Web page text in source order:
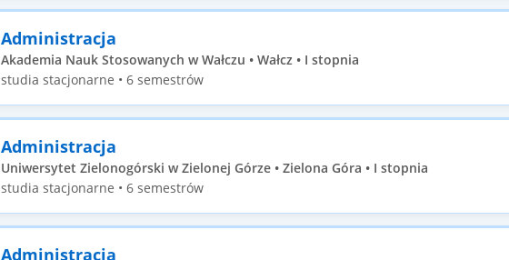
Administracja
Akademia Nauk Stosowanych w Wałczu • Wałcz • I stopnia
studia stacjonarne • 6 semestrów
Administracja
Uniwersytet Zielonogórski w Zielonej Górze • Zielona Góra • I stopnia
studia stacjonarne • 6 semestrów
Administracja